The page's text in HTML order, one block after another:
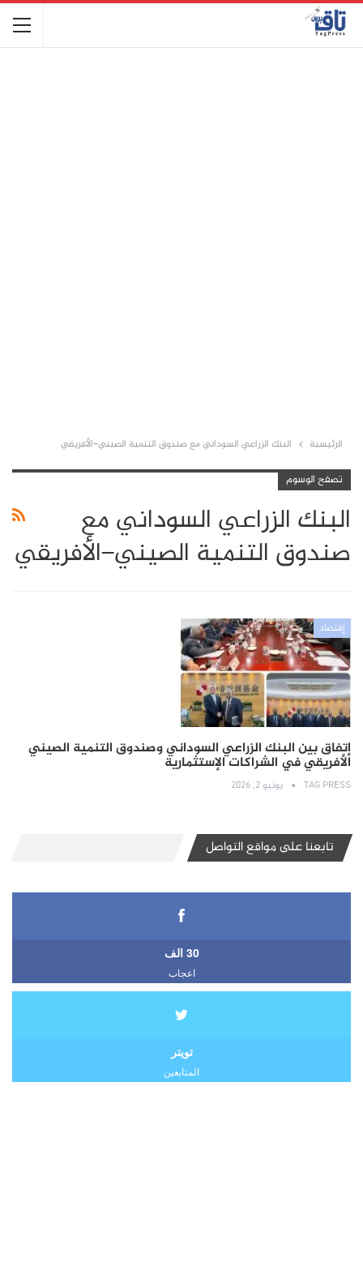
الرئيسية البنك الزراعي السوداني مع صندوق التنمية الصيني–الأفريقي
تصفح الوسوم
البنك الزراعي السوداني مع
صندوق التنمية الصيني–الأفريقي
إقتصاد
إتفاق بين البنك الزراعي السوداني وصندوق التنمية الصيني
الأفريقي في الشراكات الإستثمارية
TAG PRESS يونيو 2, 2026
تابعنا على مواقع التواصل
30 الف
اعجاب
تويتر
المتابعين